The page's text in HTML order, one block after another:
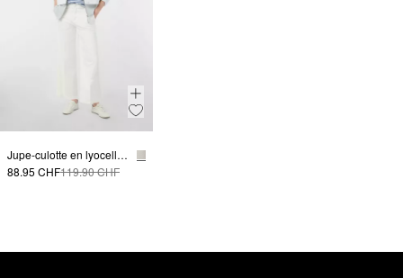
Jupe-culotte en lyocell mélangé avec pli
88.95 CHF119.90 CHF